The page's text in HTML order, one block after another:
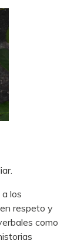
los
respeto y
como